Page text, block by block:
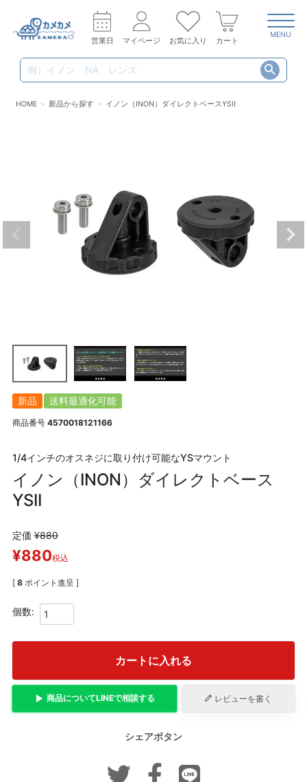
営業日 マイページ お気に入り カート
MENU
HOME 新品から探す イノン（INON）ダイレクトベースYSII
新品 送料最適化可能
商品番号 4570018121166
1/4インチのオスネジに取り付け可能なYSマウント
イノン（INON）ダイレクトベース
YSII
定価 ¥880
¥880税込
[ 8 ポイント進呈 ]
カートに入れる
商品についてLINEで相談する レビューを書く
シェアボタン